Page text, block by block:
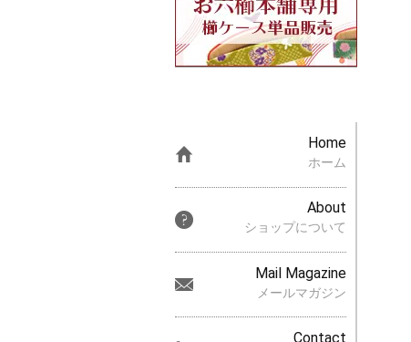
Home
ホーム
About
ショップについて
Mail Magazine
メールマガジン
Contact